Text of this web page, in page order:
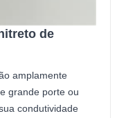
de
amplamente
grande porte ou
condutividade